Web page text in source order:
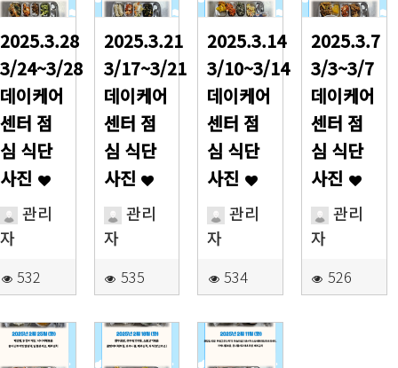
2025.3.28
3/24~3/28
데이케어
센터 점
심 식단
사진
관리
자
532
2025.3.21
3/17~3/21
데이케어
센터 점
심 식단
사진
관리
자
535
2025.3.14
3/10~3/14
데이케어
센터 점
심 식단
사진
관리
자
534
2025.3.7
3/3~3/7
데이케어
센터 점
심 식단
사진
관리
자
526